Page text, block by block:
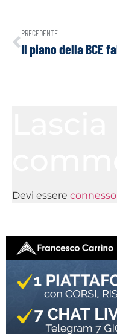
PRECEDENTE
Devi essere connesso